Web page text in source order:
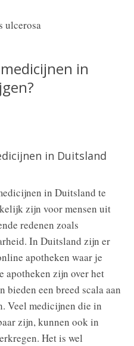
in
in Duitsland
in Duitsland te
zijn voor mensen uit
redenen zoals
In Duitsland zijn er
apotheken waar je
apotheken zijn over het
bieden een breed scala aan
Veel medicijnen die in
zijn, kunnen ook in
Het is wel